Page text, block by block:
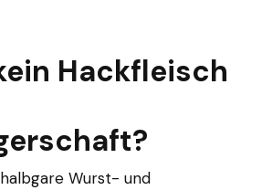
Hackfleisch
Wurst- und